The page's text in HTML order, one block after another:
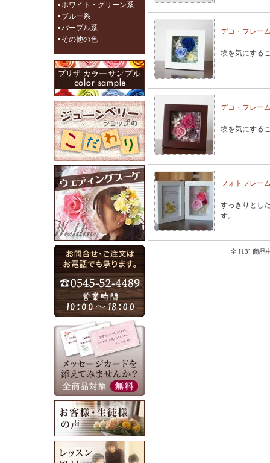
ホワイト・グリーン系
ブルー系
パープル系
その他の色
デコ・フレー
埃を気にする
デコ・フレー
埃を気にする
フォトフレー
すっきりとし
す。
全 [13] 商品